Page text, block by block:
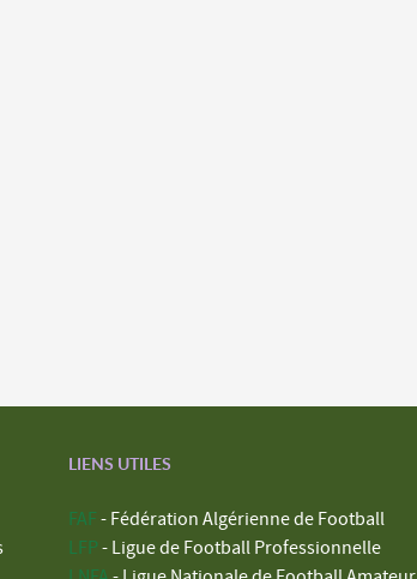
LIENS UTILES
FAF - Fédération Algérienne de Football
LFP - Ligue de Football Professionnelle